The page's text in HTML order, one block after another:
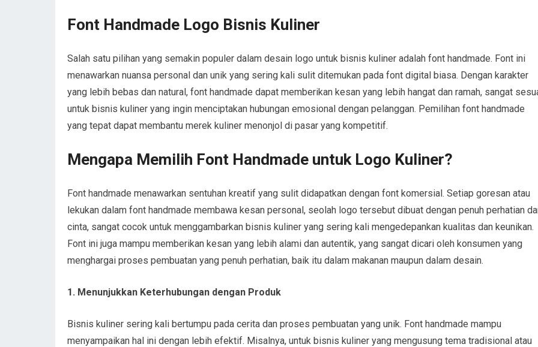
Font Handmade Logo Bisnis Kuliner
Salah satu pilihan yang semakin populer dalam desain logo untuk bisnis kuliner adalah font handmade. Font ini
menawarkan nuansa personal dan unik yang sering kali sulit ditemukan pada font digital biasa. Dengan karakter
yang lebih bebas dan natural, font handmade dapat memberikan kesan yang lebih hangat dan ramah, sangat
untuk bisnis kuliner yang ingin menciptakan hubungan emosional dengan pelanggan. Pemilihan font handmade
yang tepat dapat membantu merek kuliner menonjol di pasar yang kompetitif.
Mengapa Memilih Font Handmade untuk Logo Kuliner?
Font handmade menawarkan sentuhan kreatif yang sulit didapatkan dengan font komersial. Setiap goresan atau
lekukan dalam font handmade membawa kesan personal, seolah logo tersebut dibuat dengan penuh perhatian
cinta, sangat cocok untuk menggambarkan bisnis kuliner yang sering kali mengedepankan kualitas dan keunikan.
Font ini juga mampu memberikan kesan yang lebih alami dan autentik, yang sangat dicari oleh konsumen yang
menghargai proses pembuatan yang penuh perhatian, baik itu dalam makanan maupun dalam desain.
1. Menunjukkan Keterhubungan dengan Produk
Bisnis kuliner sering kali bertumpu pada cerita dan proses pembuatan yang unik. Font handmade mampu
menyampaikan hal ini dengan lebih efektif. Misalnya, untuk bisnis kuliner yang mengusung tema tradisional atau